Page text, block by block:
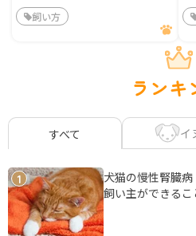
飼い方
ランキ
すべて イ
1
犬猫の慢性腎臓
飼い主ができるこ